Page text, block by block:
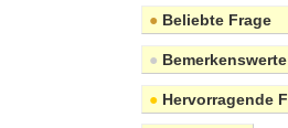
● Beliebte Frage
●
● Hervorragende